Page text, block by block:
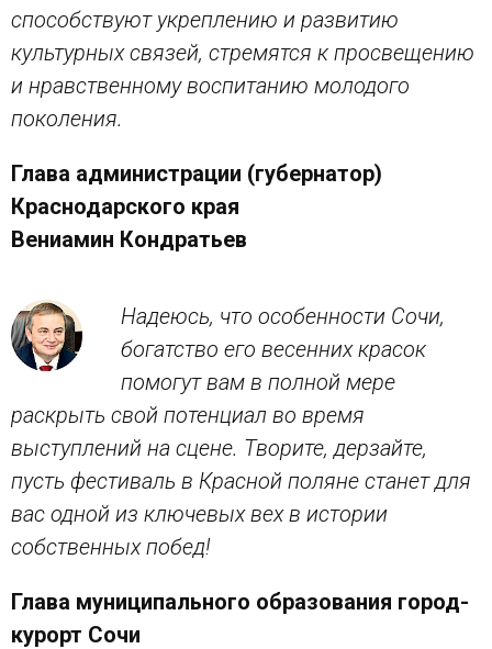
способствуют укреплению и развитию
культурных связей, стремятся к просвещению
и нравственному воспитанию молодого
поколения.
Глава администрации (губернатор)
Краснодарского края
Вениамин Кондратьев
Надеюсь, что особенности Сочи,
богатство его весенних красок
помогут вам в полной мере
раскрыть свой потенциал во время
выступлений на сцене. Творите, дерзайте,
пусть фестиваль в Красной поляне станет для
вас одной из ключевых вех в истории
собственных побед!
Глава муниципального образования город-
курорт Сочи